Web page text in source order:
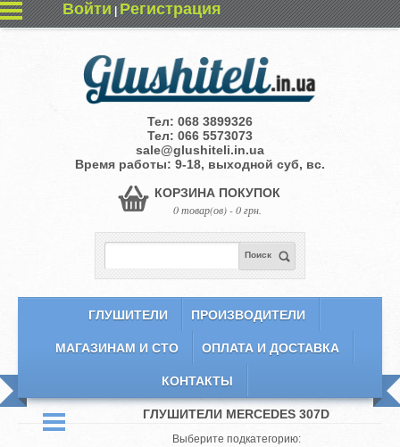
Войти|Регистрация
Тел: 068 3899326
Тел: 066 5573073
sale@glushiteli.in.ua
Время работы: 9-18, выходной суб, вс.
КОРЗИНА ПОКУПОК
0 товар(ов) - 0 грн.
Поиск
ГЛУШИТЕЛИ ПРОИЗВОДИТЕЛИ
МАГАЗИНАМ И СТО ОПЛАТА И ДОСТАВКА
КОНТАКТЫ
ГЛУШИТЕЛИ MERCEDES 307D
Выберите подкатегорию: